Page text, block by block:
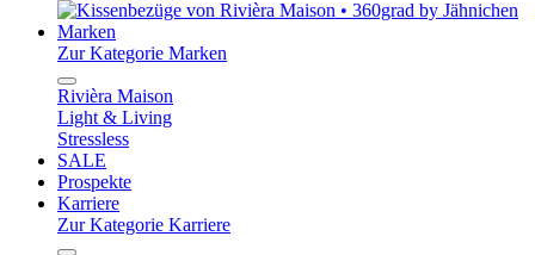
Marken
Zur Kategorie Marken
Rivièra Maison
Light & Living
Stressless
SALE
Prospekte
Karriere
Zur Kategorie Karriere